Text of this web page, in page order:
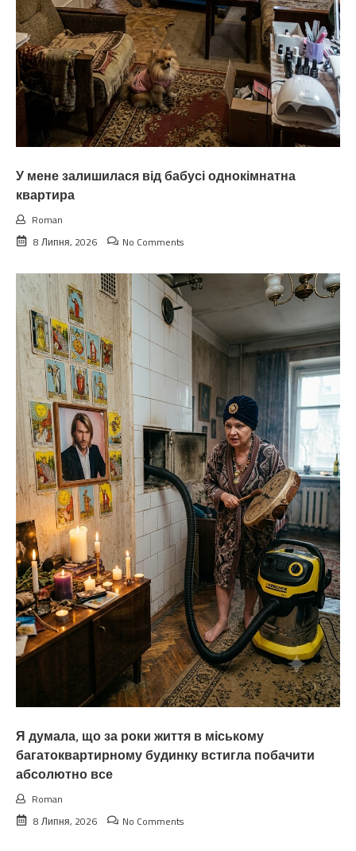
У мене залишилася від бабусі однокімнатна
квартира
Roman
8 Липня, 2026
No Comments
Я думала, що за роки життя в міському
багатоквартирному будинку встигла побачити
абсолютно все
Roman
8 Липня, 2026
No Comments